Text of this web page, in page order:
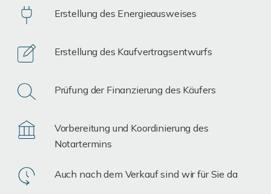
Erstellung des Energieausweises
Erstellung des Kaufvertragsentwurfs
Prüfung der Finanzierung des Käufers
Vorbereitung und Koordinierung des
Notartermins
Auch nach dem Verkauf sind wir für Sie da